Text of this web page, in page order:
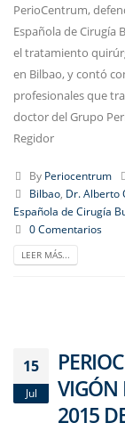
PerioCentrum,
Española de Cirugía
el tratamiento
en Bilbao, y contó
profesionales que
doctor del Grupo
Regidor
By Periocentrum
Bilbao, Dr. Alberto
Española de Cirugía
0 Comentarios
LEER MÁS...
15
Jul
VIGÓN
2015